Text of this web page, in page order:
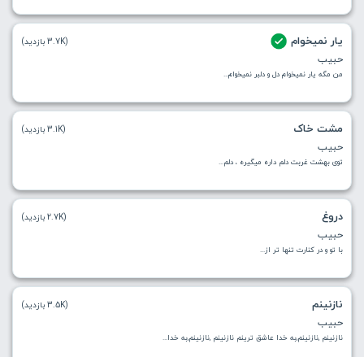
یار نمیخوام
حبیب
من مگه یار نمیخوام دل و دلبر نمیخوام...
(3.7K بازدید)
مشت خاک
حبیب
توی بهشت غربت دلم داره میگیره ، دلم...
(3.1K بازدید)
دروغ
حبیب
با تو و در کنارت تنها تر از...
(2.7K بازدید)
نازنینم
حبیب
نازنینم ,نازنینم,به خدا عاشق ترینم نازنینم ,نازنینم,به خدا...
(3.5K بازدید)